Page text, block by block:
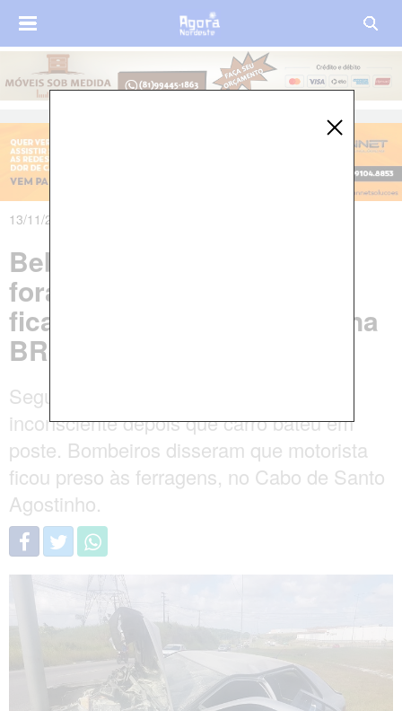
13/11/2019 às 13h17m
Bebê é arremessado para
fora de veículo e pai e mãe
ficam feridos em acidente na
BR-101
Segundo PM, criança foi encontrada
inconsciente depois que carro bateu em
poste. Bombeiros disseram que motorista
ficou preso às ferragens, no Cabo de Santo
Agostinho.